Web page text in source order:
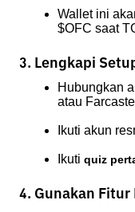
Wallet ini
$OFC saat
3. Lengkapi
Hubungkan
atau
Ikuti akun
Ikuti quiz
4. Gunakan Fitur